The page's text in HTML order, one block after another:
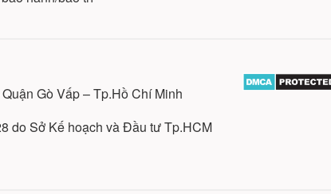
Gò Vấp – Tp.Hồ Chí Minh
do Sở Kế hoạch và Đầu tư Tp.HCM